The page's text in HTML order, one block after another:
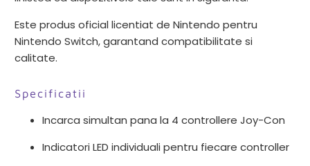
Este produs oficial licentiat de Nintendo pentru
Nintendo Switch, garantand compatibilitate si
calitate.
Specificatii
Incarca simultan pana la 4 controllere Joy-Con
Indicatori LED individuali pentru fiecare controller